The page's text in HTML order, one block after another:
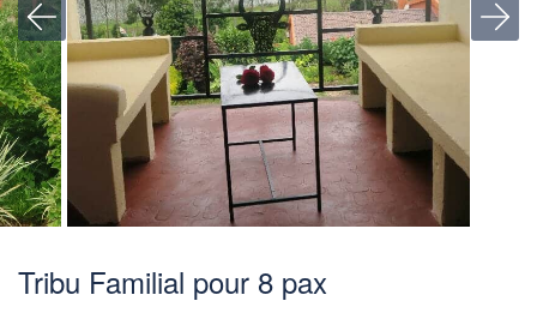
Tribu Familial pour 8 pax